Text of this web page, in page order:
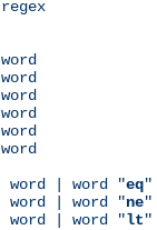
word | word "eq"
word | word "ne"
word | word "lt"